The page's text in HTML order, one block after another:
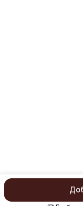
ⓒ KristallerPro 2026.